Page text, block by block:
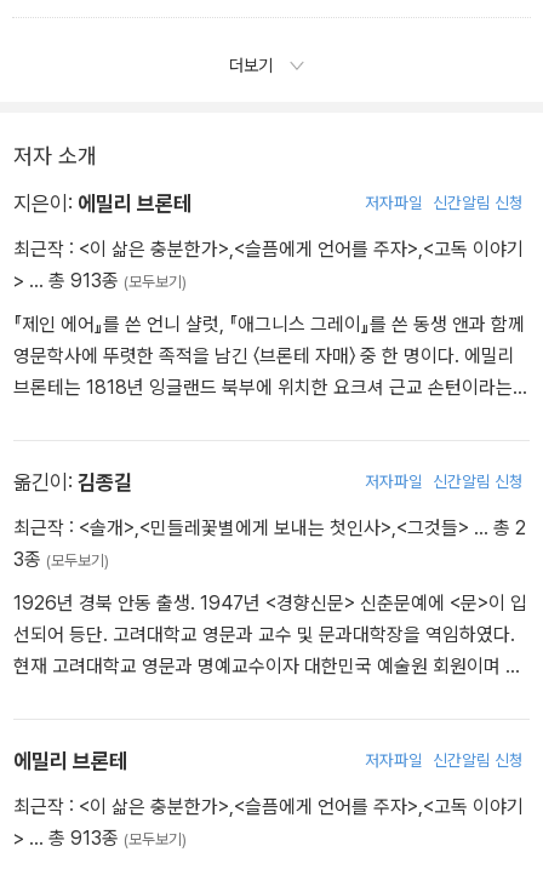
으로 무엇이든 할 수 있게 되자어느 쪽 집에서도 기와 한 장 들어내
어. 이제야말로 바로 그들의 후손에게 복수를 할 때지. 내 힘으로 할
단 말이야! 이렇게 말하니 마치 오직아량의 미덕을 보이기 위해서 이
제까지 애를 써온 것처럼 들리는데, 그와는 거리가 먼 얘기지. 난 그들
도 없어졌단 말이야.
더보기
저자 소개
지은이: 에밀리 브론테 저자파일 신간알림 신청
최근작 : <이 삶은 충분한가>,<슬픔에게 언어를 주자>,<고독 이야기
> … 총 913종 (모두보기)
『제인 에어』를 쓴 언니 샬럿, 『애그니스 그레이』를 쓴 동생 앤과 함께
영문학사에 뚜렷한 족적을 남긴 〈브론테 자매〉 중 한 명이다. 에밀리
브론테는 1818년 잉글랜드 북부에 위치한 요크셔 근교 손턴이라는
가 다니던 기숙 학교에 입학한다. 그러나 열악한 학교 환경으로 인해
언니 둘이 결핵으로 사망하면서 반년 만에 자퇴하고, 그때부터 가정
내에서 아버지에게 직접 교육을 받는 한편, 스콧, 바이런, 셸리의 문학
작품을 읽으며 홀로 교양을 쌓는다. 성인이 된 후 잠시 샬럿이 교사로
있던 학교에 입학하기도 하고 외지에서 교사 생활을 하기도 하지만
모두 길게 이어지지는 않았으며, 평생 대부분의 시간을 아버지의 사
제관에서 살림을 돌보며 독학으로 공부한다. 1846년 샬럿, 앤과 함
어』, 에밀리의 『폭풍의 언덕』, 앤의 『애그니스 그레이』가 차례로 출간
된다. 언니의 『제인 에어』가 즉각적인 성공을 거둔 데 비해 『폭풍의
언덕』은 바로 주목받지 못하고 1848년 에밀리가 폐결핵으로 사망한
옮긴이: 김종길 저자파일 신간알림 신청
최근작 : <솔개>,<민들레꽃별에게 보내는 첫인사>,<그것들> … 총 2
3종 (모두보기)
1926년 경북 안동 출생. 1947년 <경향신문> 신춘문예에 <문>이 입
선되어 등단. 고려대학교 영문과 교수 및 문과대학장을 역임하였다.
현재 고려대학교 영문과 명예교수이자 대한민국 예술원 회원이며 목
많이 짧아졌다>, <해거름 이삭줍기>와 시론집 <시론>, <진실과 언어
>, <시에 대하여>, <시와 시인들> 등이 있다. 이 외에도 역시집 <20
세기영시선>, 영역 한국 한시선 <Slow Chrysanthemums>, 영역
김춘수 시선 <The Snow Falling on Chagall’s Village>와 영시론집
에밀리 브론테 저자파일 신간알림 신청
최근작 : <이 삶은 충분한가>,<슬픔에게 언어를 주자>,<고독 이야기
> … 총 913종 (모두보기)